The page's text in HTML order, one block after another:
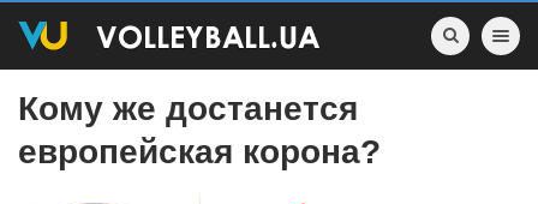
Toggle
Кому же достанется
европейская корона?